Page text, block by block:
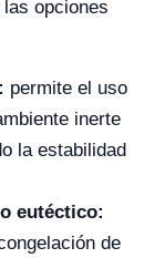
opciones
permite el uso
inerte
la estabilidad
eutéctico:
de